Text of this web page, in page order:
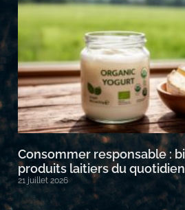
Consommer responsable :
produits laitiers du quotidien
21 juillet 2026